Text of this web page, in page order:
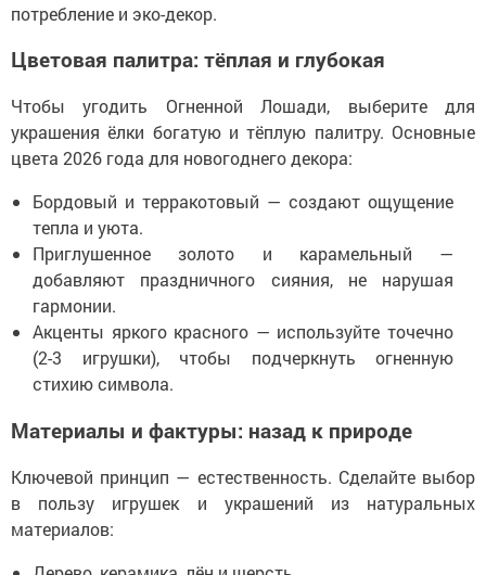
потребление и эко-декор.
Цветовая палитра: тёплая и глубокая
Чтобы угодить Огненной Лошади, выберите для
украшения ёлки богатую и тёплую палитру. Основные
цвета 2026 года для новогоднего декора:
Бордовый и терракотовый — создают ощущение
тепла и уюта.
Приглушенное золото и карамельный —
добавляют праздничного сияния, не нарушая
гармонии.
Акценты яркого красного — используйте точечно
(2-3 игрушки), чтобы подчеркнуть огненную
стихию символа.
Материалы и фактуры: назад к природе
Ключевой принцип — естественность. Сделайте выбор
в пользу игрушек и украшений из натуральных
материалов: